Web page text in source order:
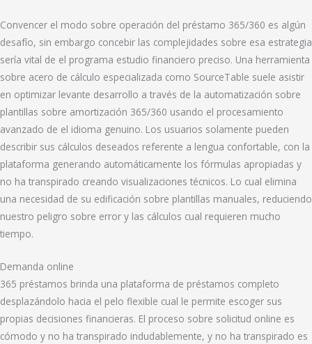
Convencer el modo sobre operación del préstamo 365/360 es algún
desafío, sin embargo concebir las complejidades sobre esa estrategia
serí­a vital de el programa estudio financiero preciso. Una herramienta
sobre acero de cálculo especializada como SourceTable suele asistir
en optimizar levante desarrollo a través de la automatización sobre
plantillas sobre amortización 365/360 usando el procesamiento
avanzado de el idioma genuino. Los usuarios solamente pueden
describir sus cálculos deseados referente a lengua confortable, con la
plataforma generando automáticamente los fórmulas apropiadas y
no ha transpirado creando visualizaciones técnicos. Lo cual elimina
una necesidad de su edificación sobre plantillas manuales, reduciendo
nuestro peligro sobre error y las cálculos cual requieren mucho
tiempo.
Demanda online
365 préstamos brinda una plataforma de préstamos completo
desplazándolo hacia el pelo flexible cual le permite escoger sus
propias decisiones financieras. El proceso sobre solicitud online es
cómodo y no ha transpirado indudablemente, y no ha transpirado es